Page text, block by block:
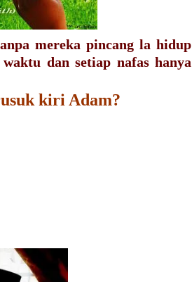
mereka pincang la hidup
dan setiap nafas hanya
kiri Adam?